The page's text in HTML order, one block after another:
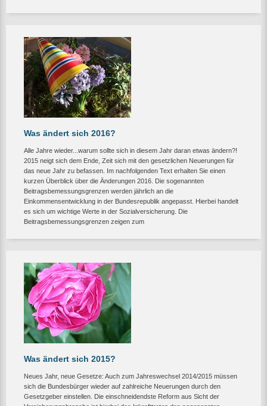
Was ändert sich 2016?
Alle Jahre wieder...warum sollte sich in diesem Jahr daran etwas ändern?!
2015 neigt sich dem Ende, Zeit sich mit den gesetzlichen Neuerungen für
das neue Jahr zu befassen. Im nachfolgenden Text erhalten Sie einen
kurzen Überblick über die Änderungen 2016. Die sogenannten
Beitragsbemessungsgrenzen werden jährlich an die
Einkommensentwicklung in der Bundesrepublik angepasst. Hierbei handelt
es sich um wichtige Werte in der Sozialversicherung. Die
Beitragsbemessungsgrenzen zeigen zum
Was ändert sich 2015?
Neues Jahr, neue Gesetze: Auch zum Jahreswechsel 2014/2015 müssen
sich die Bundesbürger wieder auf zahlreiche Neuerungen durch den
Gesetzgeber einstellen. Die einschneidendste Reform aus Sicht der